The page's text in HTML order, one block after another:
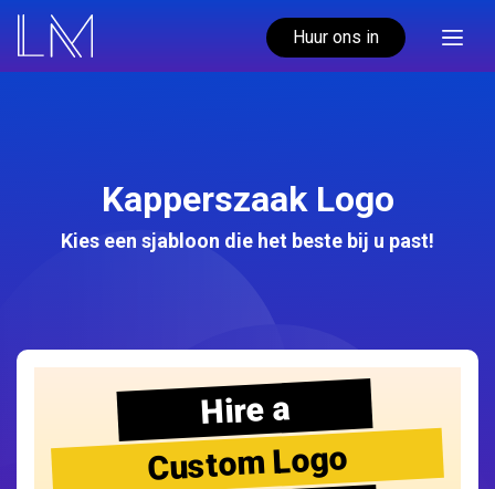
Huur ons in
Kapperszaak Logo
Kies een sjabloon die het beste bij u past!
Hire a
Custom Logo